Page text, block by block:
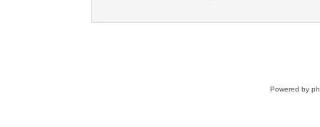
Powered by